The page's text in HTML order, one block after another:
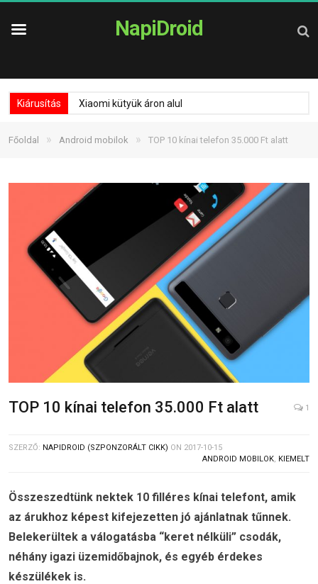
NapiDroid
Kiárusítás Xiaomi kütyük áron alul
Főoldal » Android mobilok » TOP 10 kínai telefon 35.000 Ft alatt
TOP 10 kínai telefon 35.000 Ft alatt 1
SZERZŐ: NAPIDROID (SZPONZORÁLT CIKK) ON 2017-10-15
ANDROID MOBILOK KIEMELT
Összeszedtünk nektek 10 filléres kínai telefont, amik
az árukhoz képest kifejezetten jó ajánlatnak tűnnek.
Belekerültek a válogatásba “keret nélküli” csodák,
néhány igazi üzemidőbajnok, és egyéb érdekes
készülékek is.